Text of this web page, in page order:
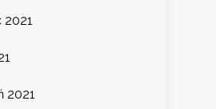
2021
2021